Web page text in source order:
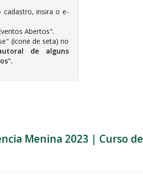
cadastro, insira o e-
Abertos".
(ícone de seta) no
de alguns
".
Menina 2023 | Curso de